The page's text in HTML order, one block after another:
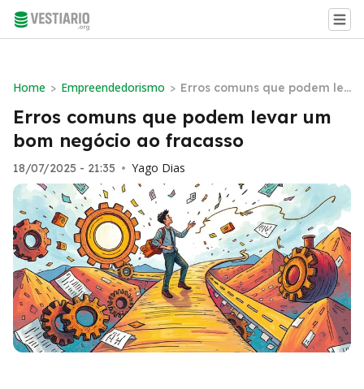
Home > Empreendedorismo > Erros comuns que podem lev
ar um bom negócio ao fraca
sso
Erros comuns que podem levar um
bom negócio ao fracasso
18/07/2025 - 21:35 • Yago Dias